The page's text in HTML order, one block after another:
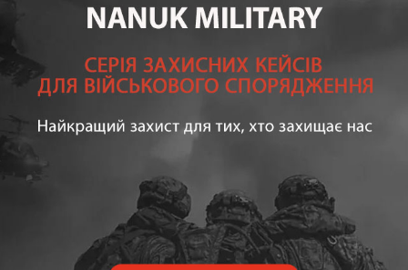
Кейси
Кейси
Середні
Великі
Довгі
Кейси
Кейси
на
колесах